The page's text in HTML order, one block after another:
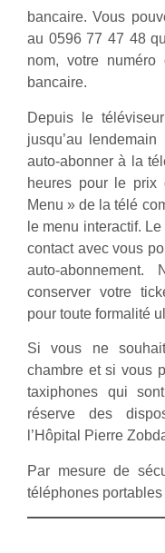
bancaire. Vous
au 0596 77 47 48
nom, votre
bancaire.
Depuis le
jusqu’au
auto-abonner à la
heures pour le prix
Menu » de la télé
le menu interactif.
contact avec vous
auto-abonnement.
conserver votre
pour toute formalité
Si vous ne
chambre et si vous
taxiphones qui
réserve des
l’Hôpital Pierre
Par mesure de
téléphones portables